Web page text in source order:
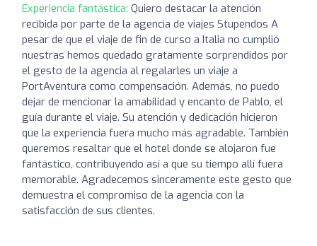
Experiencia fantástica: Quiero destacar la atención
recibida por parte de la agencia de viajes Stupendos A
pesar de que el viaje de fin de curso a Italia no cumplió
nuestras hemos quedado gratamente sorprendidos por
el gesto de la agencia al regalarles un viaje a
PortAventura como compensación. Además, no puedo
dejar de mencionar la amabilidad y encanto de Pablo, el
guía durante el viaje. Su atención y dedicación hicieron
que la experiencia fuera mucho más agradable. También
queremos resaltar que el hotel donde se alojaron fue
fantástico, contribuyendo así a que su tiempo allí fuera
memorable. Agradecemos sinceramente este gesto que
demuestra el compromiso de la agencia con la
satisfacción de sus clientes.